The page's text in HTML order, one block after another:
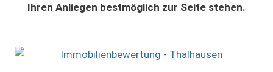
Ihren Anliegen bestmöglich zur Seite stehen.